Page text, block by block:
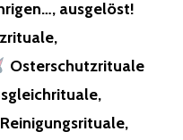
ausgelöst!
Osterschutzrituale